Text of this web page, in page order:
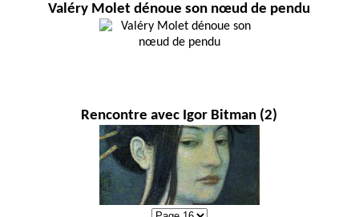
Valéry Molet dénoue son nœud de pendu
Rencontre avec Igor Bitman (2)